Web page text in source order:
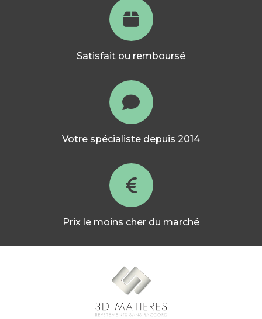
Satisfait ou remboursé
Votre spécialiste depuis 2014
Prix le moins cher du marché